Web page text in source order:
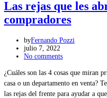
Las rejas que les
compradores
byFernando Pozzi
julio 7, 2022
No comments
¿Cuáles son las 4 cosas que miran
casa o un departamento en venta?
las rejas del frente para ayudar a